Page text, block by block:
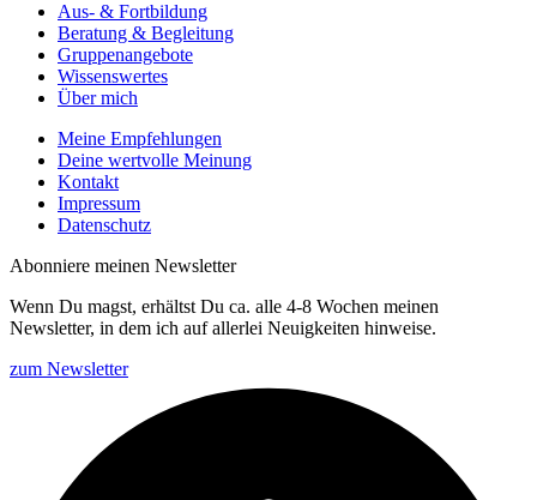
Aus- & Fortbildung
Beratung & Begleitung
Gruppenangebote
Wissenswertes
Über mich
Meine Empfehlungen
Deine wertvolle Meinung
Kontakt
Impressum
Datenschutz
Abonniere meinen Newsletter
Wenn Du magst, erhältst Du ca. alle 4-8 Wochen meinen
Newsletter, in dem ich auf allerlei Neuigkeiten hinweise.
zum Newsletter